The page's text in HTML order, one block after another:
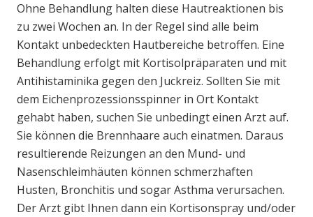
Ohne Behandlung halten diese Hautreaktionen bis
zu zwei Wochen an. In der Regel sind alle beim
Kontakt unbedeckten Hautbereiche betroffen. Eine
Behandlung erfolgt mit Kortisolpräparaten und mit
Antihistaminika gegen den Juckreiz. Sollten Sie mit
dem Eichenprozessionsspinner in Ort Kontakt
gehabt haben, suchen Sie unbedingt einen Arzt auf.
Sie können die Brennhaare auch einatmen. Daraus
resultierende Reizungen an den Mund- und
Nasenschleimhäuten können schmerzhaften
Husten, Bronchitis und sogar Asthma verursachen.
Der Arzt gibt Ihnen dann ein Kortisonspray und/oder